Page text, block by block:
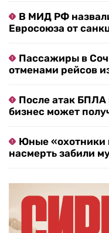
В МИД РФ
Евросоюза от
Пассажиры в
отменами рейсов
После атак БПЛА
бизнес может
Юные «охотники
насмерть забили